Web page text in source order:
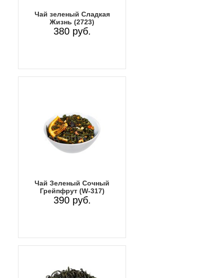
Чай зеленый Сладкая
Жизнь (2723)
380 руб.
Чай Зеленый Сочный
Грейпфрут (W-317)
390 руб.